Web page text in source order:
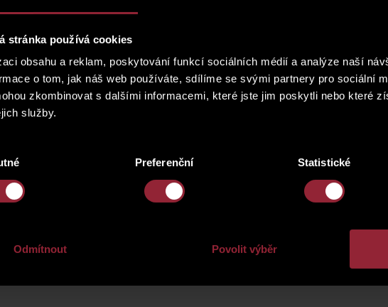
stránka používá cookies
obsahu a reklam, poskytování funkcí sociálních médií a analýze naší
o tom, jak náš web používáte, sdílíme se svými partnery pro sociální
zkombinovat s dalšími informacemi, které jste jim poskytli nebo které
služby.
Preferenční Statistické
Odmítnout Povolit výběr
1.9 m2